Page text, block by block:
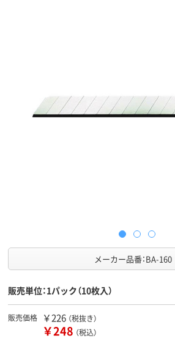
メーカー品番：BA-160
販売単位：1パック（10枚入）
販売価格 ￥226 （税抜き）
￥248 （税込）